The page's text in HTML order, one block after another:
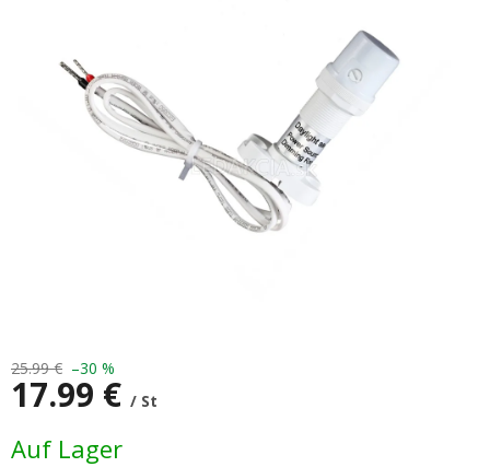
Sternen.
25.99 € –30 %
17.99 € / St
Auf Lager